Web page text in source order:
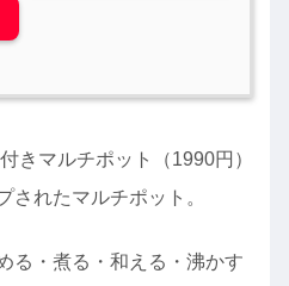
きマルチポット（1990円）
されたマルチポット。
る・煮る・和える・沸かす